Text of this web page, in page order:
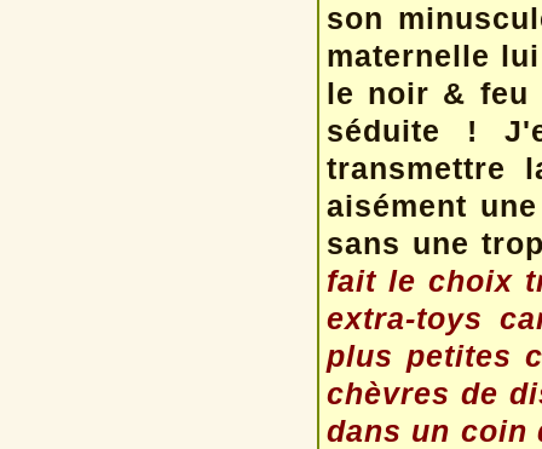
son
maternelle
le noir & feu
séduite !
transmettre
aisément
sans une
fait le choix
extra-toys
plus petites
chèvres de
dans un coin